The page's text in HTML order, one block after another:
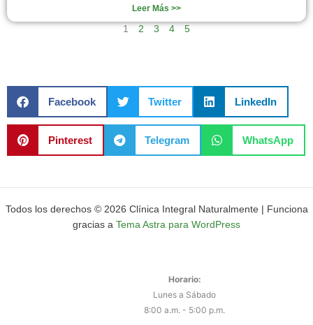
Leer Más >>
1 2 3 4 5
Facebook Twitter LinkedIn
Pinterest Telegram WhatsApp
Todos los derechos © 2026 Clínica Integral Naturalmente | Funciona
gracias a Tema Astra para WordPress
Horario:
Lunes a Sábado
8:00 a.m. - 5:00 p.m.